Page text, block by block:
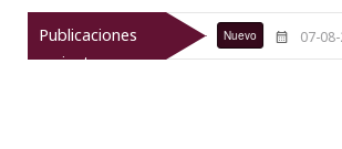
Publicaciones
recientes
de Texcoco Nuevo 07-08-26